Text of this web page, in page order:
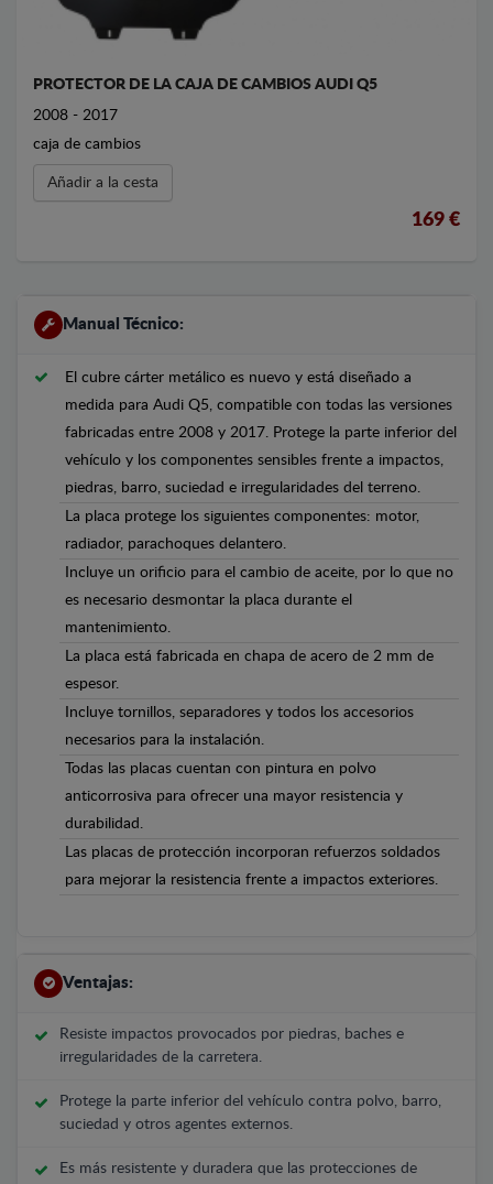
PROTECTOR DE LA CAJA DE CAMBIOS AUDI Q5
2008 - 2017
caja de cambios
Añadir a la cesta
169 €
Manual Técnico:
El cubre cárter metálico es nuevo y está diseñado a
medida para Audi Q5, compatible con todas las versiones
fabricadas entre 2008 y 2017. Protege la parte inferior del
vehículo y los componentes sensibles frente a impactos,
piedras, barro, suciedad e irregularidades del terreno.
La placa protege los siguientes componentes: motor,
radiador, parachoques delantero.
Incluye un orificio para el cambio de aceite, por lo que no
es necesario desmontar la placa durante el
mantenimiento.
La placa está fabricada en chapa de acero de 2 mm de
espesor.
Incluye tornillos, separadores y todos los accesorios
necesarios para la instalación.
Todas las placas cuentan con pintura en polvo
anticorrosiva para ofrecer una mayor resistencia y
durabilidad.
Las placas de protección incorporan refuerzos soldados
para mejorar la resistencia frente a impactos exteriores.
Ventajas:
Resiste impactos provocados por piedras, baches e
irregularidades de la carretera.
Protege la parte inferior del vehículo contra polvo, barro,
suciedad y otros agentes externos.
Es más resistente y duradera que las protecciones de